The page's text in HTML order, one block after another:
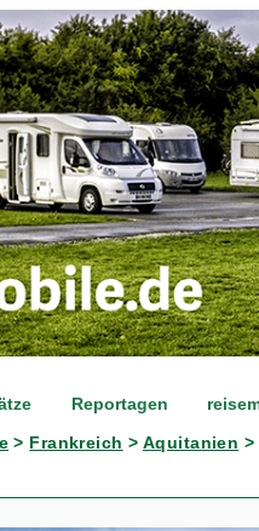
Reportagen
> Frankreich > Aquitanien >